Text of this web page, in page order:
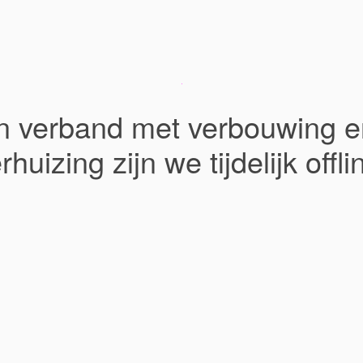
verband met verbouwing
zijn we tijdelijk